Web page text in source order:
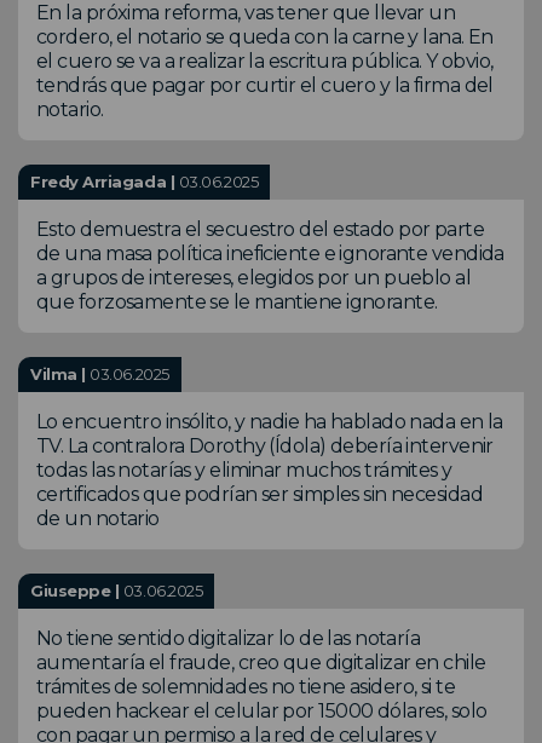
En la próxima reforma, vas tener que llevar un
cordero, el notario se queda con la carne y lana. En
el cuero se va a realizar la escritura pública. Y obvio,
tendrás que pagar por curtir el cuero y la firma del
notario.
Fredy Arriagada | 03.06.2025
Esto demuestra el secuestro del estado por parte
de una masa política ineficiente e ignorante vendida
a grupos de intereses, elegidos por un pueblo al
que forzosamente se le mantiene ignorante.
Vilma | 03.06.2025
Lo encuentro insólito, y nadie ha hablado nada en la
TV. La contralora Dorothy (Ídola) debería intervenir
todas las notarías y eliminar muchos trámites y
certificados que podrían ser simples sin necesidad
de un notario
Giuseppe | 03.06.2025
No tiene sentido digitalizar lo de las notaría
aumentaría el fraude, creo que digitalizar en chile
trámites de solemnidades no tiene asidero, si te
pueden hackear el celular por 15000 dólares, solo
con pagar un permiso a la red de celulares y